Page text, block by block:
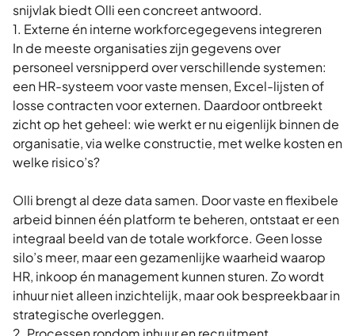
snijvlak biedtOlli een concreet antwoord.
1. Externe én interne workforcegegevens integreren
In de meeste organisaties zijn gegevens over
personeel versnipperd over verschillende systemen:
een HR-systeem voor vaste mensen, Excel-lijsten of
losse contracten voor externen. Daardoor ontbreekt
zicht op het geheel: wie werkt er nu eigenlijk binnen de
organisatie, via welke constructie, met welke kostenen
welke risico’s?
Olli brengt al deze data samen. Door vaste en flexibele
arbeid binnen één platform te beheren, ontstaat er een
integraal beeld van de totale workforce. Geen losse
silo’s meer, maar een gezamenlijke waarheid waarop
HR, inkoop én management kunnen sturen. Zo wordt
inhuur niet alleen inzichtelijk, maar ook bespreekbaar in
strategische overleggen.